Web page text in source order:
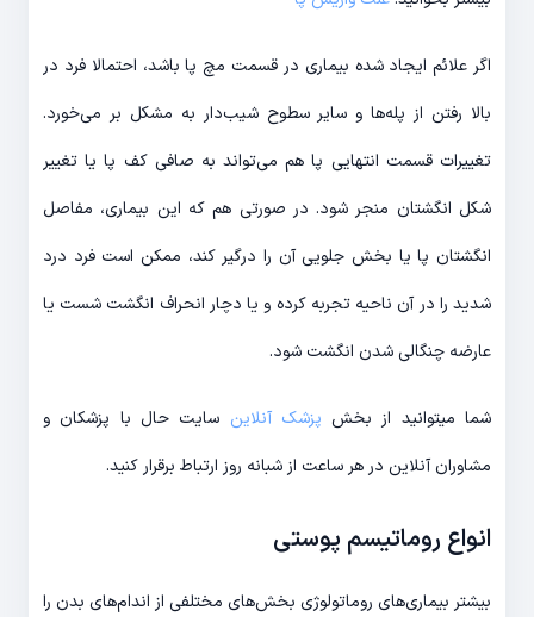
اگر علائم ایجاد شده بیماری در قسمت مچ پا باشد، احتمالا فرد در
بالا رفتن از پله‌ها و سایر سطوح شیب‌دار به مشکل بر می‌خورد.
تغییرات قسمت انتهایی پا هم می‌تواند به صافی کف پا یا تغییر
شکل انگشتان منجر شود. در صورتی هم که این بیماری، مفاصل
انگشتان پا یا بخش جلویی آن را درگیر کند، ممکن است فرد درد
شدید را در آن ناحیه تجربه کرده و یا دچار انحراف انگشت شست یا
عارضه چنگالی شدن انگشت شود.
شما میتوانید از بخش پزشک آنلاین سایت حال با پزشکان و
مشاوران آنلاین در هر ساعت از شبانه روز ارتباط برقرار کنید.
انواع روماتیسم پوستی
بیشتر بیماری‌های روماتولوژی بخش‌های مختلفی از اندام‌های بدن را